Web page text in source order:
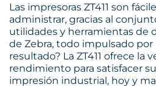
Las impresoras ZT411 son
administrar, gracias al
utilidades y herramientas de
de Zebra, todo impulsado por
resultado? La ZT411 ofrece la
rendimiento para satisfacer
impresión industrial, hoy y